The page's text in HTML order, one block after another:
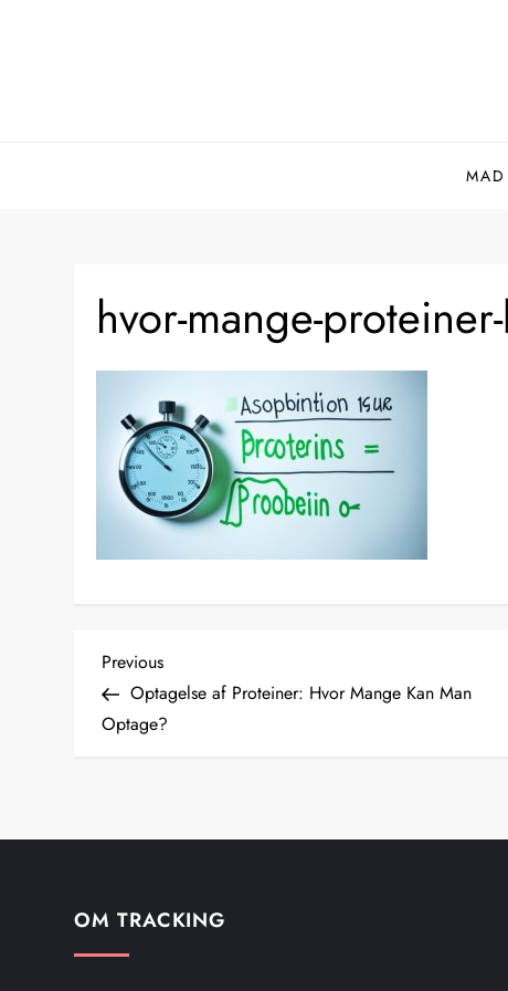
MAD
hvor-mange-
I
n
l
g
Previous
Post
Previous
Optagelse af Proteiner: Hvor Mange Kan Man
Optage?
OM TRACKING